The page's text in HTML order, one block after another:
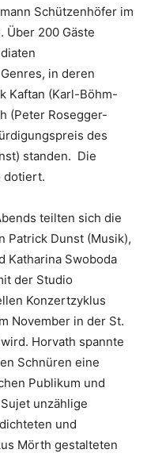
Schützenhöfer im
Über 200 Gäste
in deren
Kaftan (Karl-Böhm-
(Peter Rosegger-
des
standen. Die
dotiert.
teilten sich die
Patrick Dunst (Musik),
Katharina Swoboda
der Studio
Konzertzyklus
November in der St.
Horvath spannte
Schnüren eine
Publikum und
unzählige
und
Mörth gestalteten